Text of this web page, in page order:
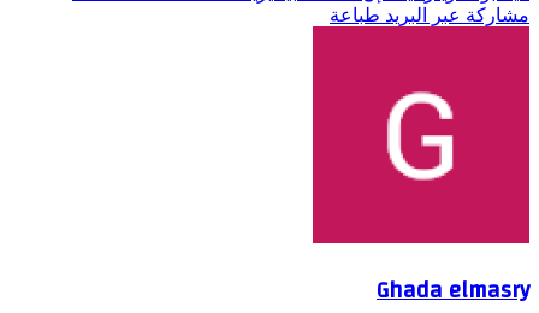
مشاركة عبر البريد طباعة
Ghada elmasry